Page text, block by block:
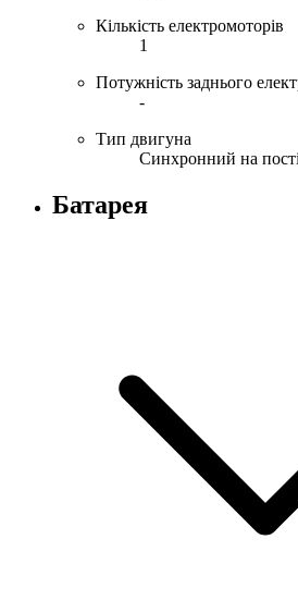
Кількість електромоторів
1
Потужність заднього
-
Тип двигуна
Синхронний на
Батарея